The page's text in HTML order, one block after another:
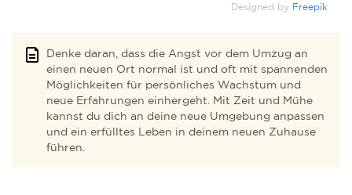
Designed by Freepik
Denke daran, dass die Angst vor dem Umzug an
einen neuen Ort normal ist und oft mit spannenden
Möglichkeiten für persönliches Wachstum und
neue Erfahrungen einhergeht. Mit Zeit und Mühe
kannst du dich an deine neue Umgebung anpassen
und ein erfülltes Leben in deinem neuen Zuhause
führen.